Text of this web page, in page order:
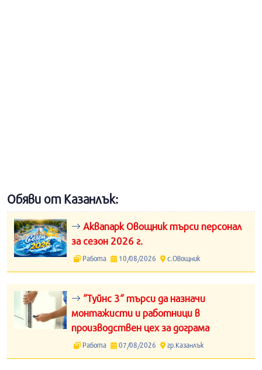
Обяви от Казанлък:
Аквапарк Овощник търси персонал
за сезон 2026 г.
Работа 10/08/2026 с.Овощник
“Туйнс 3“ търси да назначи
монтажисти и работници в
производствен цех за дограма
Работа 07/08/2026 гр.Казанлък